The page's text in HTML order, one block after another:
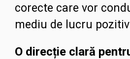
corecte care vor
mediu de lucru
O direcție clară